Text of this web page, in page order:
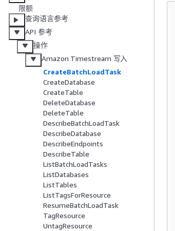
限额
查询语言参考
API 参考
操作
Amazon Timestream 写入
CreateBatchLoadTask
CreateDatabase
CreateTable
DeleteDatabase
DeleteTable
DescribeBatchLoadTask
DescribeDatabase
DescribeEndpoints
DescribeTable
ListBatchLoadTasks
ListDatabases
ListTables
ListTagsForResource
ResumeBatchLoadTask
TagResource
UntagResource